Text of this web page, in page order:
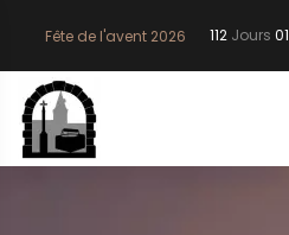
Fête de l'avent 2026 112Jours01